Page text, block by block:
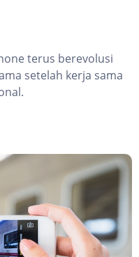
terus berevolusi
setelah kerja sama